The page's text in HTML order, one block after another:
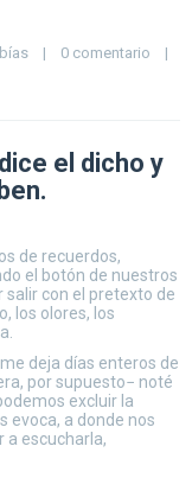
| 0 comentario
|
el dicho y
de recuerdos,
el botón de nuestros
salir con el pretexto de
los olores, los
deja días enteros de
por supuesto− noté
excluir la
evoca, a donde nos
a escucharla,